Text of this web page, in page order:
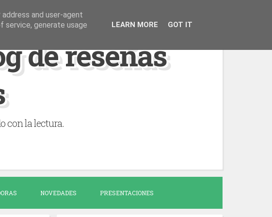
de reseñas
con la lectura.
NOVEDADES PRESENTACIONES
and user-agent
service, generate usage
LEARN MORE GOT IT